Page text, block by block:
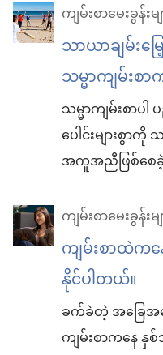
ကျမ်းစာမေးခွန်း
သာယာချမ်း
သမ္မာကျမ်း
သမ္မာကျမ်းစာ
ပေါင်းများစွာ
အကူအညီဖြစ်စေခဲ့
ကျမ်းစာမေးခွန်း
ကျမ်းစာထဲက
နိုင်ပါတယ်။
ခက်ခဲတဲ့ အခြေအန
ကျမ်းစာကနေ နှ